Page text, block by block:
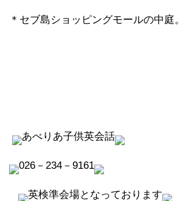
＊セブ島ショッピングモールの中庭。
あべりあ子供英会話
026－234－9161
英検準会場となっております